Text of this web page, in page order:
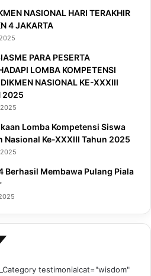
NASIONAL HARI TERAKHIR
4 JAKARTA
PARA PESERTA
LOMBA KOMPETENSI
NASIONAL KE-XXXIII
2025
Lomba Kompetensi Siswa
Nasional Ke-XXXIII Tahun 2025
Berhasil Membawa Pulang Piala
testimonialcat="wisdom"